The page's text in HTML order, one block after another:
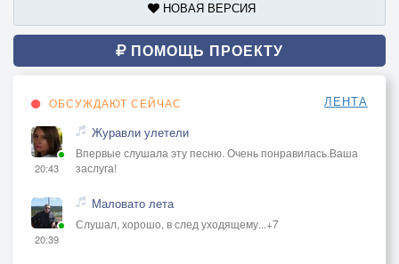
НОВАЯ ВЕРСИЯ
ПОМОЩЬ ПРОЕКТУ
ОБСУЖДАЮТ СЕЙЧАС ЛЕНТА
20:43
Журавли улетели
Впервые слушала эту песню. Очень понравилась.Ваша
заслуга!
20:39
Маловато лета
Слушал, хорошо, в след уходящему...+7